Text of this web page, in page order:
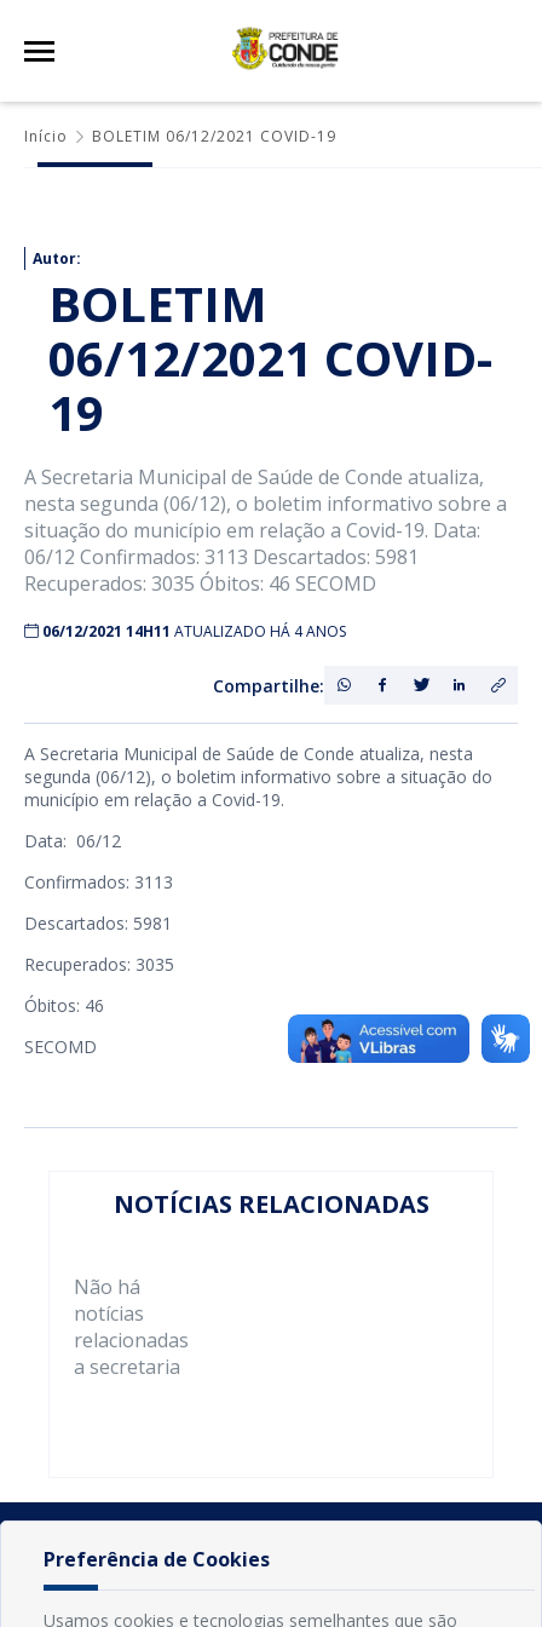
Início BOLETIM 06/12/2021 COVID-19
Autor:
BOLETIM
06/12/2021 COVID-
19
A Secretaria Municipal de Saúde de Conde atualiza,
nesta segunda (06/12), o boletim informativo sobre a
situação do município em relação a Covid-19. Data:
06/12 Confirmados: 3113 Descartados: 5981
Recuperados: 3035 Óbitos: 46 SECOMD
06/12/2021 14H11 ATUALIZADO HÁ 4 ANOS
Compartilhe:
A Secretaria Municipal de Saúde de Conde atualiza, nesta
segunda (06/12), o boletim informativo sobre a situação do
município em relação a Covid-19.
Data: 06/12
Confirmados: 3113
Descartados: 5981
Recuperados: 3035
Óbitos: 46
SECOMD
NOTÍCIAS RELACIONADAS
Não há
notícias
relacionadas
a secretaria
Preferência de Cookies
Usamos cookies e tecnologias semelhantes que são